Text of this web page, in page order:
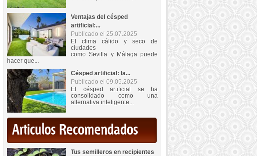
Ventajas del césped
artificial:...
Publicado el 25.07.2025
El clima cálido y seco de
ciudades
como Sevilla y Málaga puede
hacer que...
Césped artificial: la...
Publicado el 09.05.2025
El césped artificial se ha
consolidado como una
alternativa inteligente...
Articulos Recomendados
Tus semilleros en recipientes